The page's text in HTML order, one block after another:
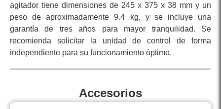
agitador tiene dimensiones de 245 x 375 x 38 mm y un
peso de aproximadamente 9.4 kg, y se incluye una
garantía de tres años para mayor tranquilidad. Se
recomienda solicitar la unidad de control de forma
independiente para su funcionamiento óptimo.
Accesorios